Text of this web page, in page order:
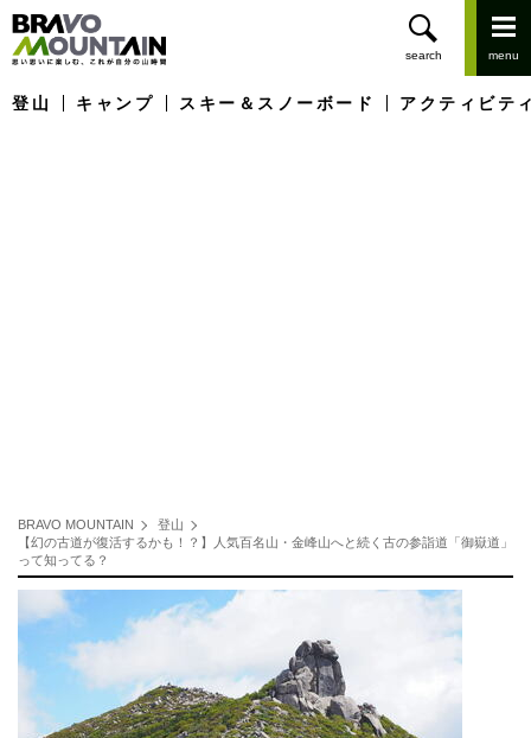
登山 キャンプ スキー＆スノーボード アクティビテ
BRAVO MOUNTAIN
登山
【幻の古道が復活するかも！？】人気百名山・金峰山へと続く古の参詣道「御嶽道」
って知ってる？